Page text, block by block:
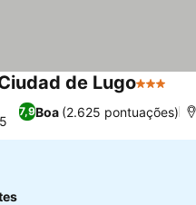
de Lugo3 Estrelas
7,9Boa (2.625 pontuações)